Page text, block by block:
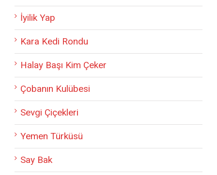
İyilik Yap
Kara Kedi Rondu
Halay Başı Kim Çeker
Çobanın Kulübesi
Sevgi Çiçekleri
Yemen Türküsü
Say Bak